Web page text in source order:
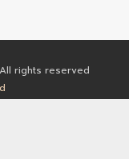
rights reserved